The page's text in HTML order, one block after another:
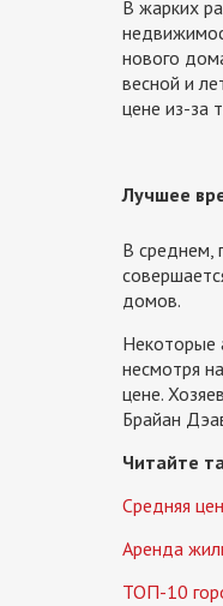
В жарких
нового
весной и
цене из-за
Лучшее
В среднем,
домов.
Некоторые
несмотря
цене.
Брайан
Читайте
Средняя
Аренда
ТОП-10